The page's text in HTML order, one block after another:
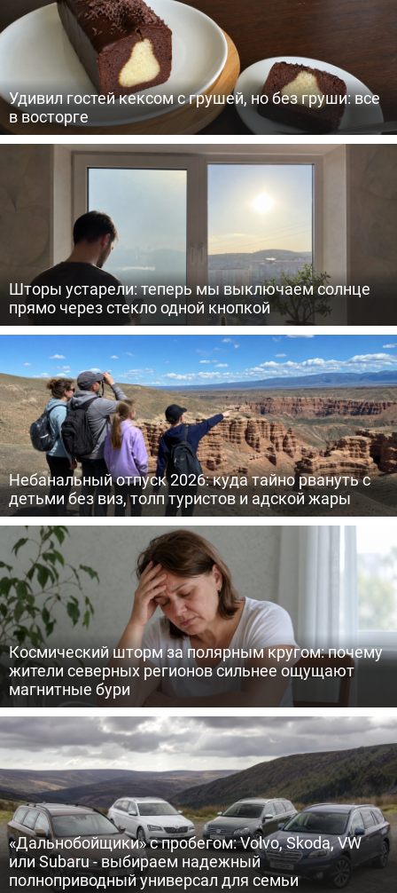
Удивил гостей кексом с грушей, но без груши: все
в восторге
Шторы устарели: теперь мы выключаем солнце
прямо через стекло одной кнопкой
Небанальный отпуск 2026: куда тайно рвануть с
детьми без виз, толп туристов и адской жары
Космический шторм за полярным кругом: почему
жители северных регионов сильнее ощущают
магнитные бури
«Дальнобойщики» с пробегом: Volvo, Skoda, VW
или Subaru - выбираем надежный
полноприводный универсал для семьи